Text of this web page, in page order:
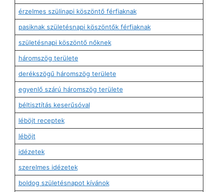
érzelmes szülinapi köszöntő férfiaknak
pasiknak születésnapi köszöntők férfiaknak
születésnapi köszöntő nőknek
háromszög területe
derékszögű háromszög területe
egyenlő szárú háromszög területe
béltisztítás keserűsóval
léböjt receptek
léböjt
idézetek
szerelmes idézetek
boldog születésnapot kívánok